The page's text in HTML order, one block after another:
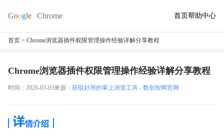
首页帮助中心
首页 > Chrome浏览器插件权限管理操作经验详解分享教程
Chrome浏览器插件权限管理操作经验详解分享教程
时间：2026-03-03来源： 获取好用的掌上浏览工具 - 数创智网官网